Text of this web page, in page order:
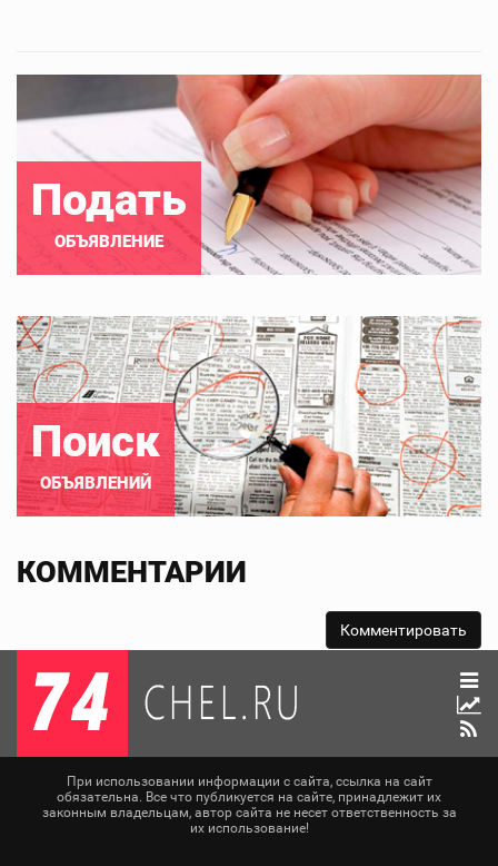
Подать
ОБЪЯВЛЕНИЕ
Поиск
ОБЪЯВЛЕНИЙ
КОММЕНТАРИИ
При использовании информации с сайта, ссылка на сайт
обязательна. Все что публикуется на сайте, принадлежит их
законным владельцам, автор сайта не несет ответственность за
их использование!